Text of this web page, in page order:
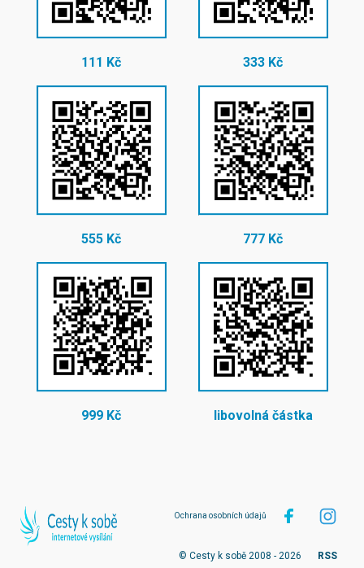
111 Kč 333 Kč
555 Kč 777 Kč
999 Kč libovolná částka
Ochrana osobních údajů
© Cesty k sobě 2008 - 2026 RSS